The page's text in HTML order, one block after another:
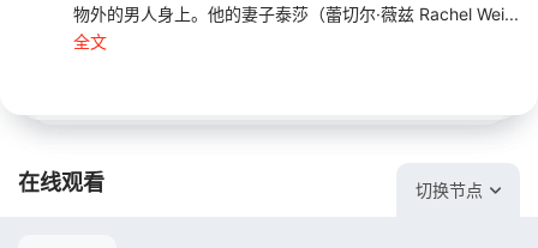
物外的男人身上。他的妻子泰莎（蕾切尔·薇兹 Rachel Wei...
全文
在线观看 切换节点